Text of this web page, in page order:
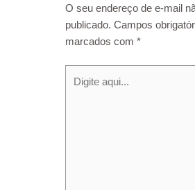
O seu endereço de e-mail
publicado. Campos
marcados com *
aqui...